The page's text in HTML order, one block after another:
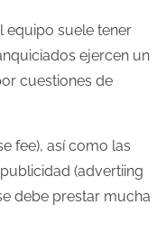
equipo suele tener
ejercen un
cuestiones de
fee), así como las
(advertiing
debe prestar mucha